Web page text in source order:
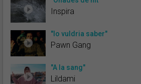
Inspira
"Io vuldria saber"
Pawn Gang
"A la sang"
Lildami